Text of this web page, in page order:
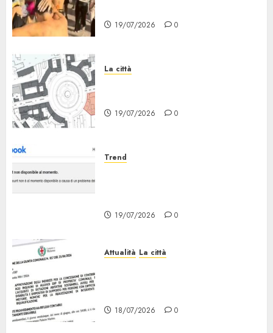
19/07/2026 0
La città
19/07/2026 0
Trend
19/07/2026 0
Attualità La città
18/07/2026 0